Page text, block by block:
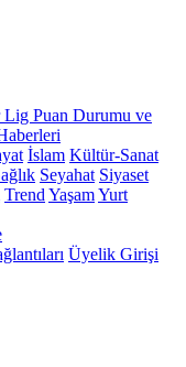
Lig Puan Durumu ve
İslam Kültür-Sanat
Seyahat Siyaset
Trend YaşamYurt
Üyelik Girişi